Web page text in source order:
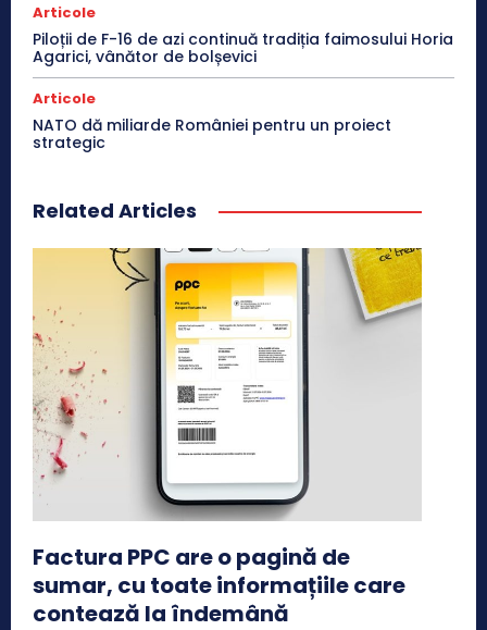
Articole
Piloții de F-16 de azi continuă tradiția faimosului Horia
Agarici, vânător de bolșevici
Articole
NATO dă miliarde României pentru un proiect
strategic
Related Articles
Factura PPC are o pagină de
sumar, cu toate informațiile care
contează la îndemână